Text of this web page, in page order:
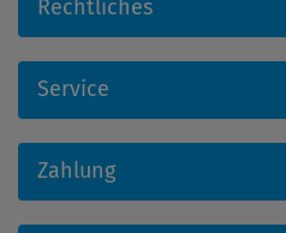
Rechtliches
Service
Zahlung